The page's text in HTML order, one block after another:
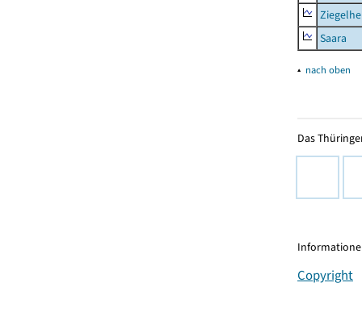
Saara
▴ nach oben
Das
Copyright